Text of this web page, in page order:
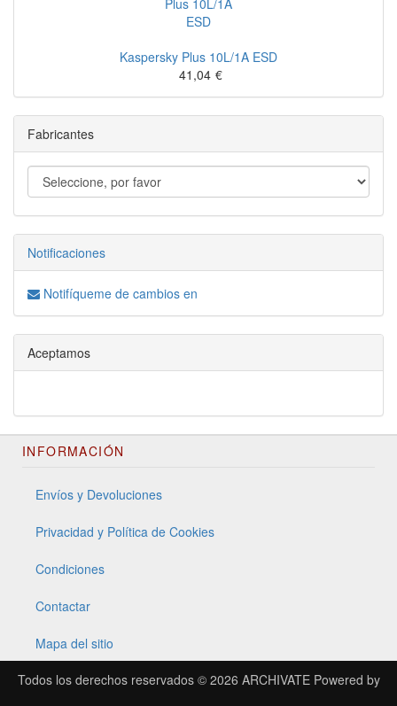
Kaspersky Plus 10L/1A ESD
41,04 €
Fabricantes
Notificaciones
Notifíqueme de cambios en
Aceptamos
INFORMACIÓN
Envíos y Devoluciones
Privacidad y Política de Cookies
Condiciones
Contactar
Mapa del sitio
Todos los derechos reservados © 2026 ARCHIVATEPowered by